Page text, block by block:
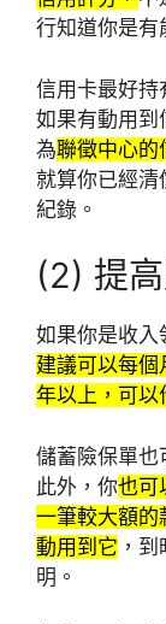
行知道你是有
信用卡最好持
如果有動用到
為聯徵中心的
就算你已經清
紀錄。
(2) 提
如果你是收入
建議可以每
年以上，可以
儲蓄險保單也
此外，你也可
一筆較大額的
動用到它 ，
明。